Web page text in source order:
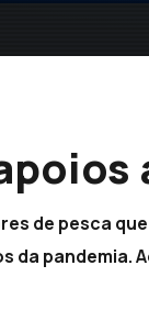
de pesca
da pandemia.